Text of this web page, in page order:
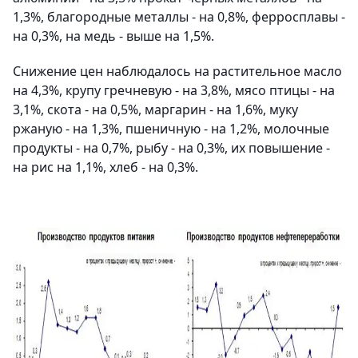
1,3%, благородные металлы - на 0,8%, ферросплавы -
на 0,3%, на медь - выше на 1,5%.
Снижение цен наблюдалось на растительное масло
на 4,3%, крупу гречневую - на 3,8%, мясо птицы - на
3,1%, скота - на 0,5%, маргарин - на 1,6%, муку
ржаную - на 1,3%, пшеничную - на 1,2%, молочные
продукты - на 0,7%, рыбу - на 0,3%, их повышение -
на рис на 1,1%, хлеб - на 0,3%.